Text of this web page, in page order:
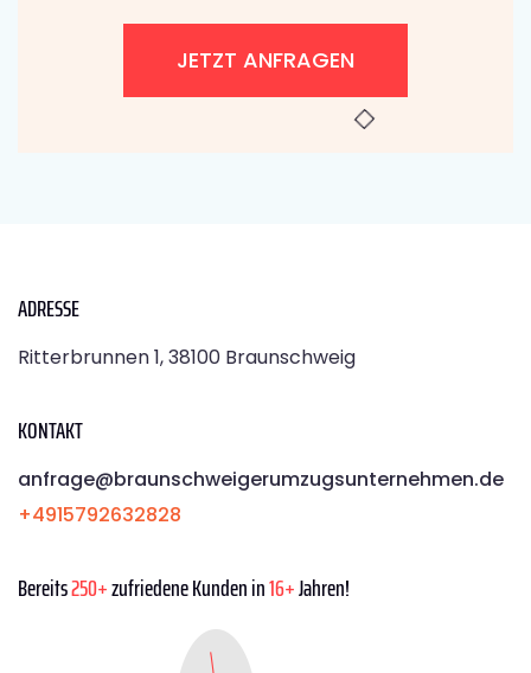
JETZT ANFRAGEN
ADRESSE
Ritterbrunnen 1, 38100 Braunschweig
KONTAKT
anfrage@braunschweigerumzugsunternehmen.de
+4915792632828
Bereits250+zufriedene Kunden in16+Jahren!